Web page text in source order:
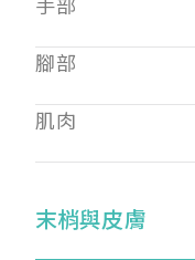
腳部
肌肉
末梢與皮膚
會審核通過後即通
【會費】
個人會員:
入會費新臺幣
費1200元，於每年
費3000元，於每年